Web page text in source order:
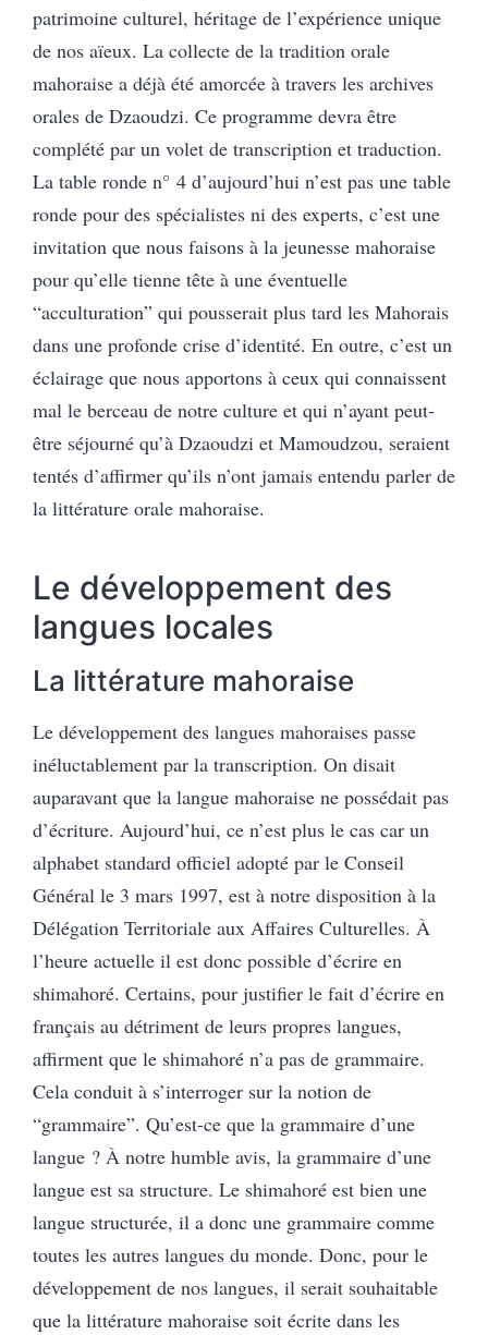
patrimoine culturel, héritage de l’expérience unique
de nos aïeux. La collecte de la tradition orale
mahoraise a déjà été amorcée à travers les archives
orales de Dzaoudzi. Ce programme devra être
complété par un volet de transcription et traduction.
La table ronde n° 4 d’aujourd’hui n’est pas une table
ronde pour des spécialistes ni des experts, c’est une
invitation que nous faisons à la jeunesse mahoraise
pour qu’elle tienne tête à une éventuelle
“acculturation” qui pousserait plus tard les Mahorais
dans une profonde crise d’identité. En outre, c’est un
éclairage que nous apportons à ceux qui connaissent
mal le berceau de notre culture et qui n’ayant peut-
être séjourné qu’à Dzaoudzi et Mamoudzou, seraient
tentés d’affirmer qu’ils n’ont jamais entendu parler de
la littérature orale mahoraise.
Le développement des
langues locales
La littérature mahoraise
Le développement des langues mahoraises passe
inéluctablement par la transcription. On disait
auparavant que la langue mahoraise ne possédait pas
d’écriture. Aujourd’hui, ce n’est plus le cas car un
alphabet standard officiel adopté par le Conseil
Général le 3 mars 1997, est à notre disposition à la
Délégation Territoriale aux Affaires Culturelles. À
l’heure actuelle il est donc possible d’écrire en
shimahoré. Certains, pour justifier le fait d’écrire en
français au détriment de leurs propres langues,
affirment que le shimahoré n’a pas de grammaire.
Cela conduit à s’interroger sur la notion de
“grammaire”. Qu’est-ce que la grammaire d’une
langue ? À notre humble avis, la grammaire d’une
langue est sa structure. Le shimahoré est bien une
langue structurée, il a donc une grammaire comme
toutes les autres langues du monde. Donc, pour le
développement de nos langues, il serait souhaitable
que la littérature mahoraise soit écrite dans les